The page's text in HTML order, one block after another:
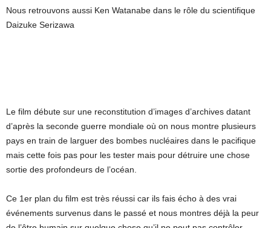
Nous retrouvons aussi Ken Watanabe dans le rôle du scientifique
Daizuke Serizawa
Le film débute sur une reconstitution d’images d’archives datant
d’après la seconde guerre mondiale où on nous montre plusieurs
pays en train de larguer des bombes nucléaires dans le pacifique
mais cette fois pas pour les tester mais pour détruire une chose
sortie des profondeurs de l’océan.
Ce 1er plan du film est très réussi car ils fais écho à des vrai
événements survenus dans le passé et nous montres déjà la peur